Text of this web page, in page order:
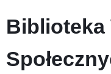
Biblioteka